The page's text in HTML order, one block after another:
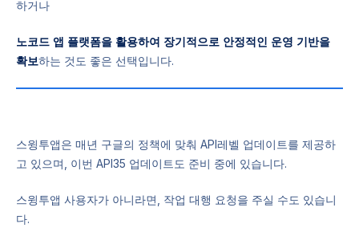
하거나
노코드 앱 플랫폼을 활용하여 장기적으로 안정적인 운영 기반을
확보하는 것도 좋은 선택입니다.
스윙투앱은 매년 구글의 정책에 맞춰 API레벨 업데이트를 제공하
고 있으며, 이번 API35 업데이트도 준비 중에 있습니다.
스윙투앱 사용자가 아니라면, 작업 대행 요청을 주실 수도 있습니
다.